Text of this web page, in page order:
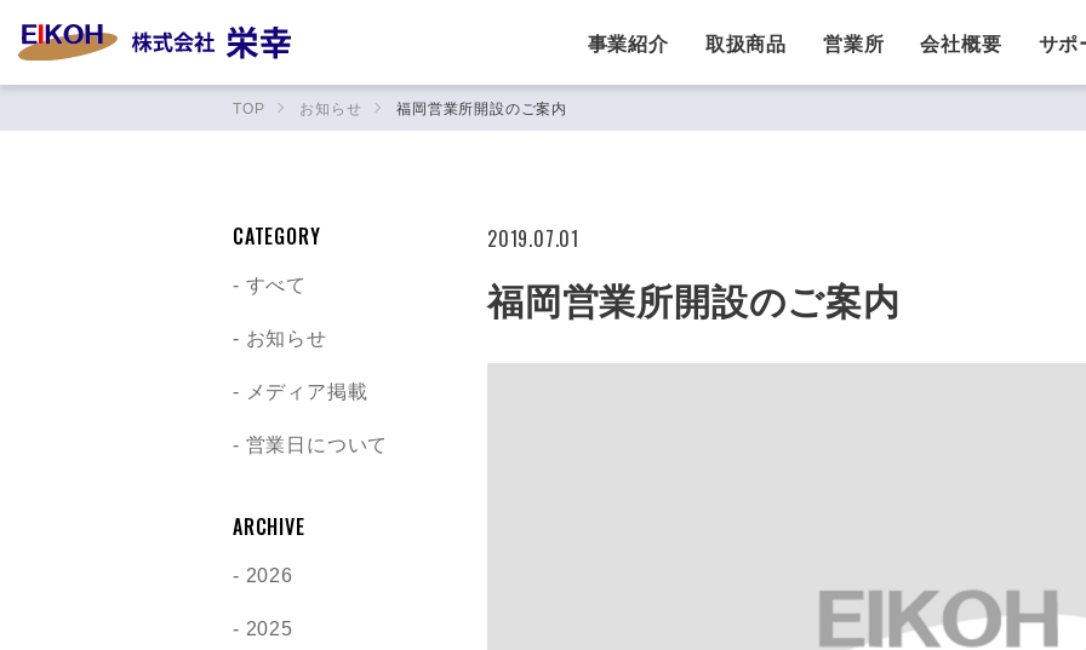
事業紹介 取扱商品 営業所 会社概要 サポ
TOP お知らせ 福岡営業所開設のご案内
2019.07.01
福岡営業所開設のご案内
CATEGORY
すべて
お知らせ
メディア掲載
営業日について
ARCHIVE
2026
2025